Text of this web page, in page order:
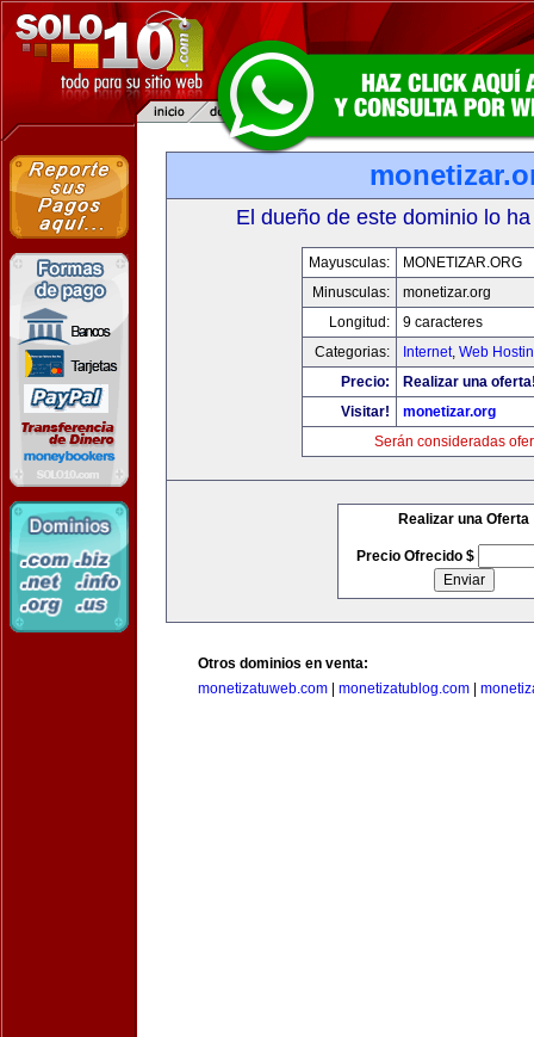
El dueño de este dominio lo
Mayusculas:
MONETIZAR.ORG
Minusculas:
monetizar.org
Longitud:
9 caracteres
Categorias:
Internet, Web
Precio:
Realizar una
Visitar!
monetizar.org
Serán consideradas
Realizar una Oferta
Precio Ofrecido $
Otros dominios en venta:
monetizatuweb.com
monetizatublog.com